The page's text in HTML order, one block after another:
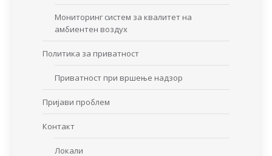
Мониторинг систем за квалитет на
амбиентен воздух
Политика за приватност
Приватност при вршење надзор
Пријави проблем
Контакт
Локали